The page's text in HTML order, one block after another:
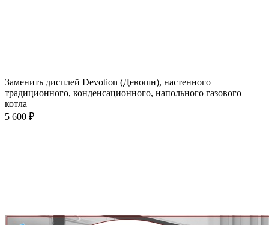
Заменить дисплей Devotion (Девошн), настенного
традиционного, конденсационного, напольного газового
котла
5 600 ₽